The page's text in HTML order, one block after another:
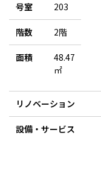
号室 203
階数 2階
面積
48.47
㎡
リノベーション
設備・サービス